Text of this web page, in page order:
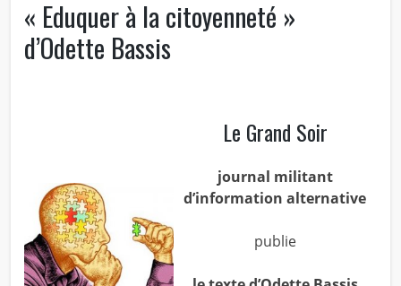
« Eduquer à la citoyenneté »
d’Odette Bassis
Le Grand Soir
journal militant
d’information alternative
publie